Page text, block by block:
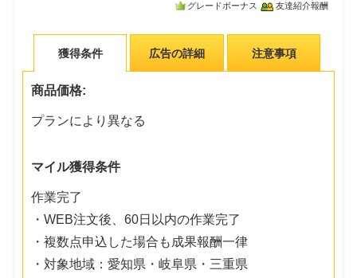
グレードボーナス 友達紹介報酬
獲得条件 広告の詳細 注意事項
商品価格:
プランにより異なる
マイル獲得条件
作業完了
・WEB注文後、60日以内の作業完了
・複数点申込した場合も成果報酬一律
・対象地域：愛知県・岐阜県・三重県